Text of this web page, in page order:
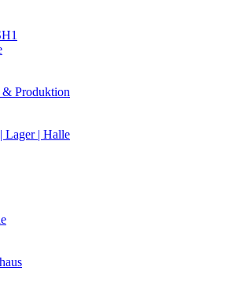
& Produktion
Lager | Halle